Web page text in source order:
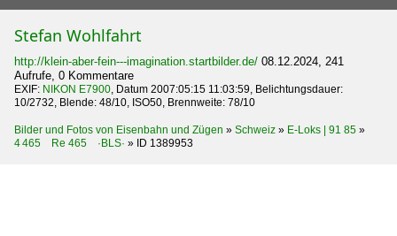
Stefan Wohlfahrt
http://klein-aber-fein---imagination.startbilder.de/ 08.12.2024, 241
Aufrufe, 0 Kommentare
EXIF: NIKON E7900, Datum 2007:05:15 11:03:59, Belichtungsdauer:
10/2732, Blende: 48/10, ISO50, Brennweite: 78/10
Bilder und Fotos von Eisenbahn und Zügen » Schweiz » E-Loks | 91 85 »
4 465 Re 465 ·BLS· » ID 1389953